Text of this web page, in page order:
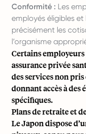
Conformité : Les
employés éligibles
précisément les
l’organisme
Certains
assurance privée
des services non
donnant accès à des
spécifiques.
Plans de retraite et
Le Japon dispose